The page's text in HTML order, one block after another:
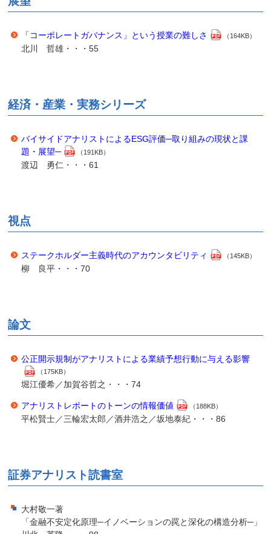
「コーポレートガバナンス」という授業の難しさ （164KB）
北川 哲雄・・・55
経済・産業・実務シリーズ
バイサイドアナリストによるESG評価─取り組みの現状と課
題・展望─
（191KB）
渡辺 勇仁・・・61
視点
ステークホルダー主義時代のアカウンタビリティ （145KB）
柳 良平・・・70
論文
公正開示規制がアナリストによる業績予想行動に与える影響
（175KB）
堀江優希／加賀谷哲之・・・74
アナリストレポートのトーンの情報価値 （188KB）
平松賢士／三輪宏太郎／酒井浩之／坂地泰紀・・・86
証券アナリスト読書室
大村敬一著
「金融不安定化原理─イノベーションの罠と深化の構造分析─」